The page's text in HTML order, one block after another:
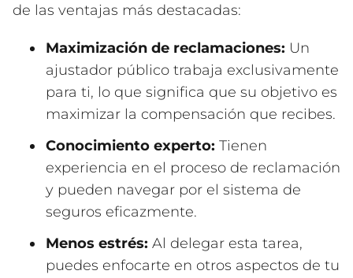
de las ventajas más destacadas:
Maximización de reclamaciones: Un
ajustador público trabaja exclusivamente
para ti, lo que significa que su objetivo es
maximizar la compensación que recibes.
Conocimiento experto: Tienen
experiencia en el proceso de reclamación
y pueden navegar por el sistema de
seguros eficazmente.
Menos estrés: Al delegar esta tarea,
puedes enfocarte en otros aspectos de tu